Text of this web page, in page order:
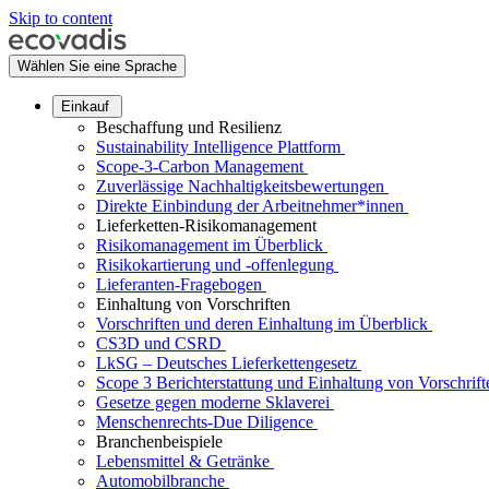
Skip to content
Wählen Sie eine Sprache
Einkauf
Beschaffung und Resilienz
Sustainability Intelligence Plattform
Scope-3-Carbon Management
Zuverlässige Nachhaltigkeitsbewertungen
Direkte Einbindung der Arbeitnehmer*innen
Lieferketten-Risikomanagement
Risikomanagement im Überblick
Risikokartierung und -offenlegung
Lieferanten-Fragebogen
Einhaltung von Vorschriften
Vorschriften und deren Einhaltung im Überblick
CS3D und CSRD
LkSG – Deutsches Lieferkettengesetz
Scope 3 Berichterstattung und Einhaltung von
Gesetze gegen moderne Sklaverei
Menschenrechts-Due Diligence
Branchenbeispiele
Lebensmittel & Getränke
Automobilbranche